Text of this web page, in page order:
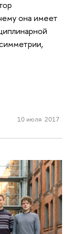
она имеет
10 июля 2017